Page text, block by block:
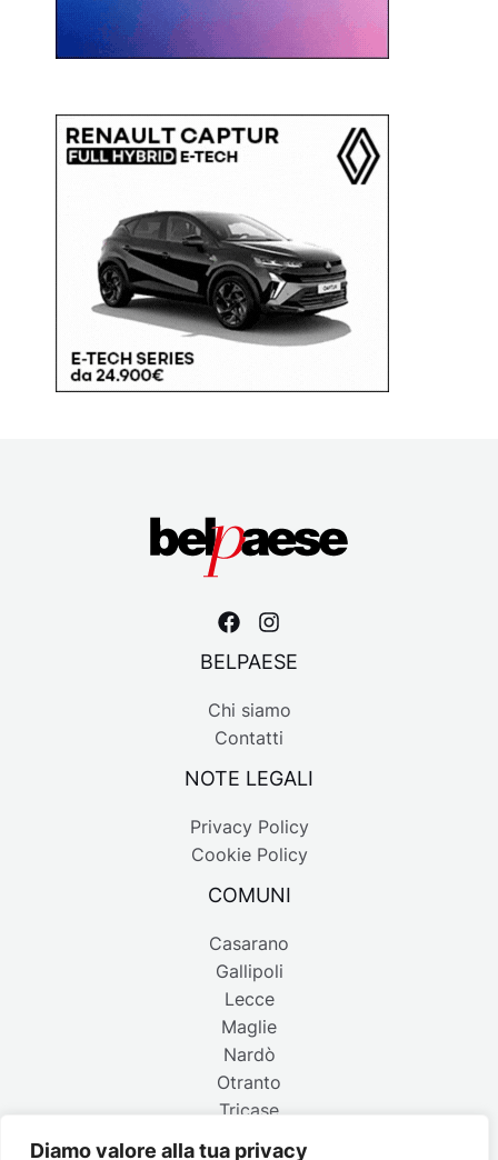
Diamo valore alla tua privacy
BELPAESE
Chi siamo
Contatti
NOTE LEGALI
Privacy Policy
Cookie Policy
COMUNI
Casarano
Gallipoli
Lecce
Maglie
Nardò
Otranto
Tricase